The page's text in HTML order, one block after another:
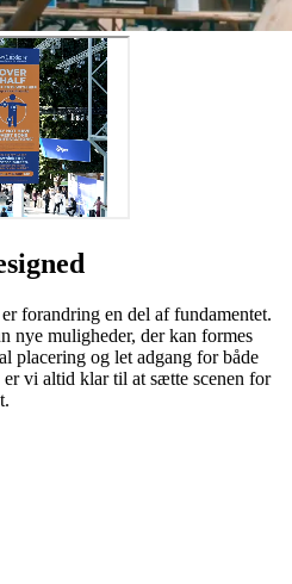
forandring en del af fundamentet.
nye muligheder, der kan formes
placering og let adgang for både
vi altid klar til at sætte scenen for